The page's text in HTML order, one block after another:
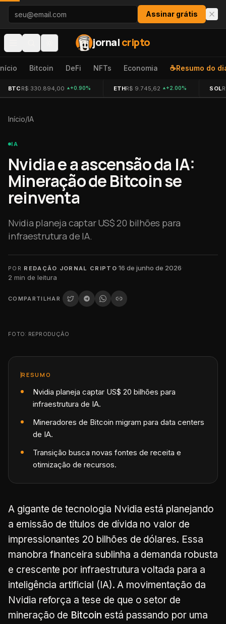
Pular para o conteúdo
Assinar grátis
jornalcripto
Bitcoin DeFi NFTs Economia ☕Resumo do
BTC R$ 330.894,00 +0.90% ETHR$ 9.745,62 +2.00% SOL
Início/IA
IA
Nvidia e a ascensão da IA:
Mineração de Bitcoin se
reinventa
Nvidia planeja captar US$ 20 bilhões para
infraestrutura de IA.
POR REDAÇÃO JORNAL CRIPTO·16 de junho de 2026·
2 min de leitura
COMPARTILHAR
FOTO: REPRODUÇÃO
RESUMO
Nvidia planeja captar US$ 20 bilhões para
infraestrutura de IA.
Mineradores de Bitcoin migram para data centers
de IA.
Transição busca novas fontes de receita e
otimização de recursos.
A gigante de tecnologia Nvidia está planejando
a emissão de títulos de dívida no valor de
impressionantes 20 bilhões de dólares. Essa
manobra financeira sublinha a demanda robusta
e crescente por infraestrutura voltada para a
inteligência artificial (IA). A movimentação da
Nvidia reforça a tese de que o setor de
mineração de Bitcoin está passando por uma